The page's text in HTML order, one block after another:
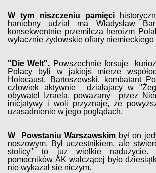
W tym niszczeniu pamięci
haniebny udział ma Władysław
konsekwentnie przemilcza heroizm
wyłacznie żydowskie ofiary niemieckiego
"Die Welt", Powszechnie forsuje
Polacy byli w jakiejś mierze
Holocaust. Bartoszewski, kombatant
człowiek aktywnie działajacy w
obywatel Izraela, poważany przez
inicjatywy i woli przyznaje, że
uzasadnienie w jego poglądach.
W Powstaniu Warszawskim był on
noszowym. Był uczestnikiem, ale
stolicy" to juz wielkie nadużycie.
pomocników AK walczącej było
nie wykazał sie niczym.